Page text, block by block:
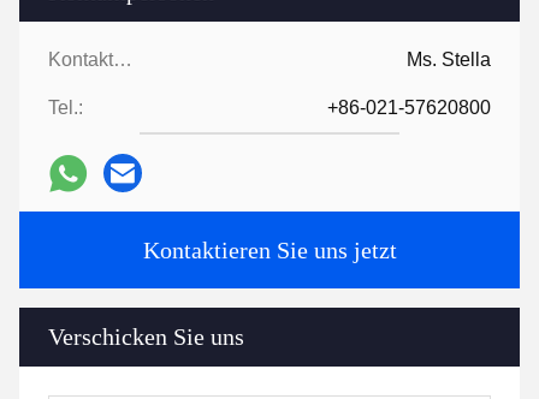
Kontaktpersonen: Ms. Stella
Tel.: +86-021-57620800
Kontaktieren Sie uns jetzt
Verschicken Sie uns